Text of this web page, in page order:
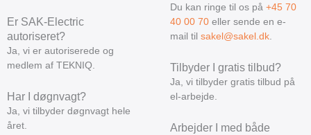
Er SAK-Electric
autoriseret?
Ja, vi er autoriserede og
medlem af TEKNIQ.
Har I døgnvagt?
Ja, vi tilbyder døgnvagt hele
året.
Du kan ringe til os på+45 70
40 00 70 eller sende en e-
mail tilsakel@sakel.dk.
Tilbyder I gratis tilbud?
Ja, vi tilbyder gratis tilbud på
el-arbejde.
Arbejder I med både